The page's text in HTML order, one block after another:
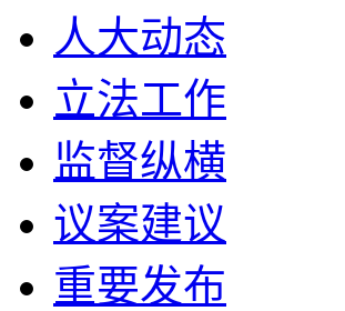
人大动态
立法工作
监督纵横
议案建议
重要发布